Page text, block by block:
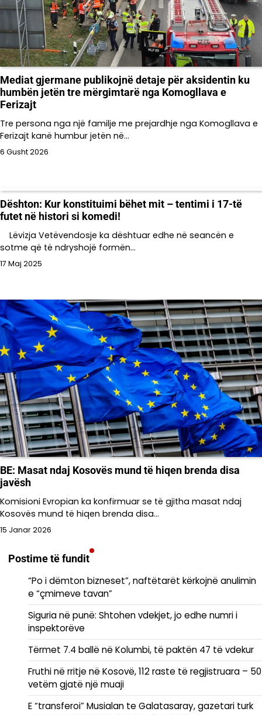
Mediat gjermane publikojnë detaje për aksidentin ku
humbën jetën tre mërgimtarë nga Komogllava e
Ferizajt
Tre persona nga një familje me prejardhje nga Komogllava e
Ferizajt kanë humbur jetën në…
6 Gusht 2026
Dështon: Kur konstituimi bëhet mit – tentimi i 17-të
futet në histori si komedi!
Lëvizja Vetëvendosje ka dështuar edhe në seancën e
sotme që të ndryshojë formën…
17 Maj 2025
BE: Masat ndaj Kosovës mund të hiqen brenda disa
javësh
Komisioni Evropian ka konfirmuar se të gjitha masat ndaj
Kosovës mund të hiqen brenda disa…
15 Janar 2026
Postime të fundit
“Po i dëmton bizneset”, naftëtarët kërkojnë anulimin
e “çmimeve tavan”
Siguria në punë: Shtohen vdekjet, jo edhe numri i
inspektorëve
Tërmet 7.4 ballë në Kolumbi, të paktën 47 të vdekur
Fruthi në rritje në Kosovë, 112 raste të regjistruara – 50
vetëm gjatë një muaji
E “transferoi” Musialan te Galatasaray, gazetari turk